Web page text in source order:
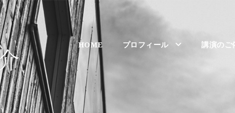
HOME プロフィール 講演のご